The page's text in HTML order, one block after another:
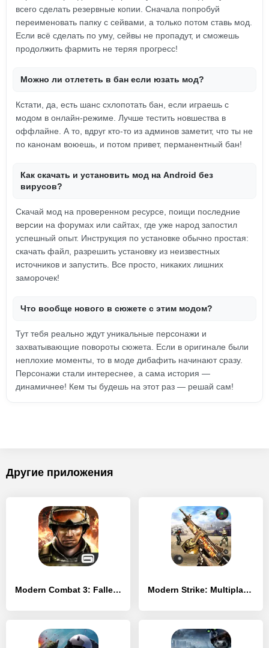
всего сделать резервные копии. Сначала попробуй
переименовать папку с сейвами, а только потом ставь мод.
Если всё сделать по уму, сейвы не пропадут, и сможешь
продолжить фармить не теряя прогресс!
Можно ли отлететь в бан если юзать мод?
Кстати, да, есть шанс схлопотать бан, если играешь с
модом в онлайн-режиме. Лучше тестить новшества в
оффлайне. А то, вдруг кто-то из админов заметит, что ты не
по канонам воюешь, и потом привет, перманентный бан!
Как скачать и установить мод на Android без
вирусов?
Скачай мод на проверенном ресурсе, поищи последние
версии на форумах или сайтах, где уже народ запостил
успешный опыт. Инструкция по установке обычно простая:
скачать файл, разрешить установку из неизвестных
источников и запустить. Все просто, никаких лишних
заморочек!
Что вообще нового в сюжете с этим модом?
Тут тебя реально ждут уникальные персонажи и
захватывающие повороты сюжета. Если в оригинале были
неплохие моменты, то в моде дибафить начинают сразу.
Персонажи стали интереснее, а сама история —
динамичнее! Кем ты будешь на этот раз — решай сам!
Другие приложения
Modern Combat 3: Fallen Nation Modern Strike: Multiplayer FPS